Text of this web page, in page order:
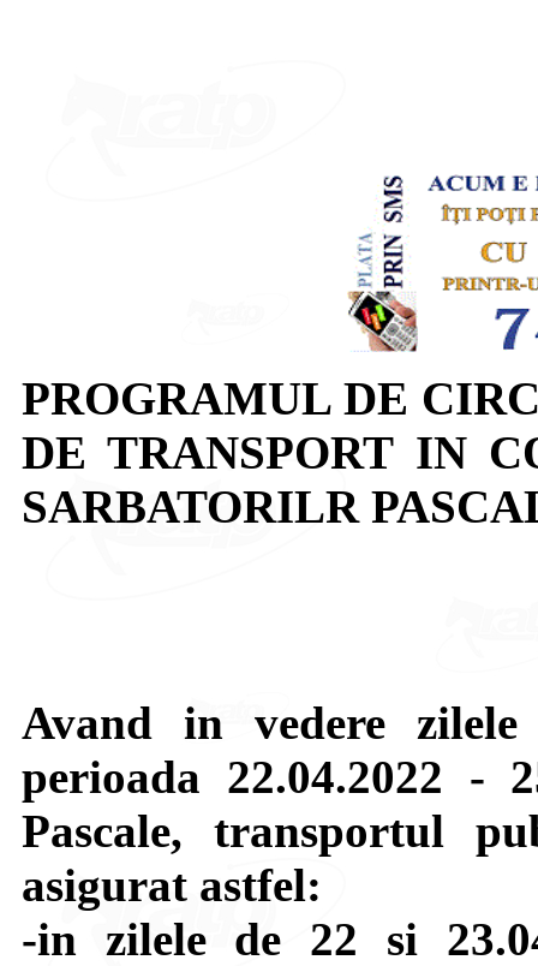
PROGRAMUL DE
DE TRANSPORT IN
SARBATORILR
Avand in vedere
perioada 22.04.2022 -
Pascale, transportul
asigurat astfel:
-in zilele de 22 si